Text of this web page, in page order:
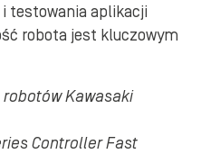
testowania aplikacji
robota jest kluczowym
robotów Kawasaki
Controller Fast